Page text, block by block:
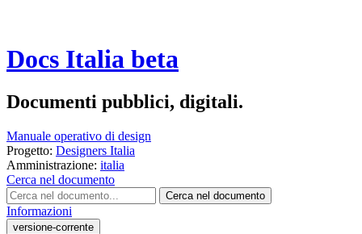
Docs Italia beta
Documenti pubblici, digitali.
Manuale operativo di design
Progetto: Designers Italia
Amministrazione: italia
Cerca nel documento
Cerca nel documento
Informazioni
versione-corrente